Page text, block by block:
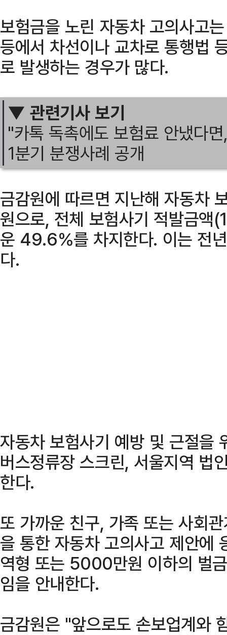
보험금을 노린 자동차 고의사고
등에서 차선이나 교차로 통행법
로 발생하는 경우가 많다.
▼ 관련기사 보기
"카톡 독촉에도 보험료 안냈다
1분기 분쟁사례 공개
금감원에 따르면 지난해 자동차
원으로, 전체 보험사기 적발금액
운 49.6％를 차지한다. 이는 전
다.
자동차 보험사기 예방 및 근절을
버스정류장 스크린, 서울지역 법
한다.
또 가까운 친구, 가족 또는 사회
을 통한 자동차 고의사고 제안에
역형 또는 5000만원 이하의 벌
임을 안내한다.
금감원은 "앞으로도 손보업계와